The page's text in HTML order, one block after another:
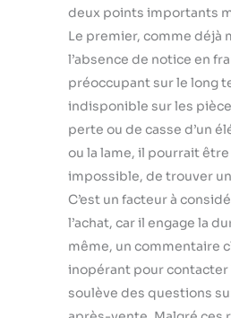
deux points importants
Le premier, comme déjà
l’absence de notice en
préoccupant sur le long
indisponible sur les
perte ou de casse d’un
ou la lame, il pourrait
impossible, de trouver
C’est un facteur à
l’achat, car il engage la
même, un commentaire
inopérant pour contacter
soulève des questions